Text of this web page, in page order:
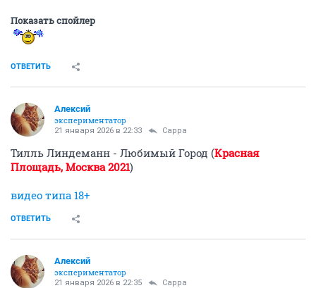
Показать спойлер
ОТВЕТИТЬ
Алексий
экспериментатор
21 января 2026 в 22:33 Сарра
Тилль Линдеманн - Любимый Город (Красная
Площадь, Москва 2021)
видео типа 18+
ОТВЕТИТЬ
Алексий
экспериментатор
21 января 2026 в 22:35 Сарра